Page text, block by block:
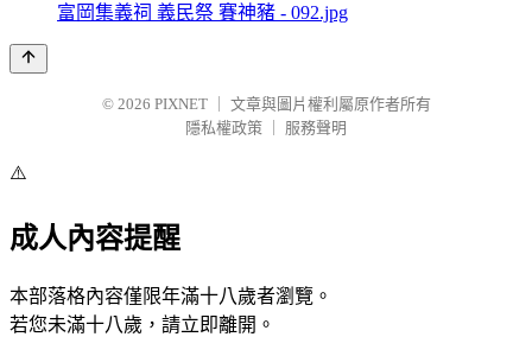
富岡集義祠 義民祭 賽神豬 - 092.jpg
© 2026 PIXNET
文章與圖片權利屬原作者所有
隱私權政策
服務聲明
⚠️
成人內容提醒
本部落格內容僅限年滿十八歲者瀏覽。
若您未滿十八歲，請立即離開。